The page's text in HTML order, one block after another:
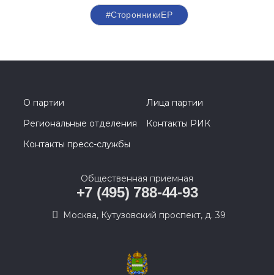
#СторонникиЕР
О партии
Лица партии
Региональные отделения
Контакты РИК
Контакты пресс-службы
Общественная приемная
+7 (495) 788-44-93
Москва, Кутузовский проспект, д. 39